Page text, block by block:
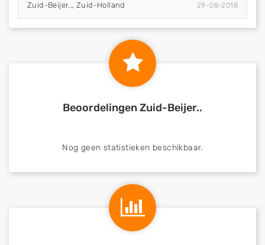
Zuid-Beijer.., Zuid-Holland 29-08-2018
Beoordelingen Zuid-Beijer..
Nog geen statistieken beschikbaar.